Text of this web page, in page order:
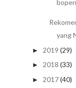
yang
► 2019 (29)
► 2018 (33)
► 2017(40)